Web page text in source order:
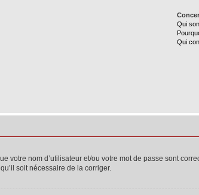
Qui
Qui
votre nom d’utilisateur et/ou votre mot de passe sont
soit nécessaire de la corriger.